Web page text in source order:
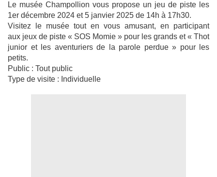
Le musée Champollion vous propose un jeu de piste les
1er décembre 2024 et 5 janvier 2025 de 14h à 17h30.
Visitez le musée tout en vous amusant, en participant
aux jeux de piste « SOS Momie » pour les grands et « Thot
junior et les aventuriers de la parole perdue » pour les
petits.
Public : Tout public
Type de visite : Individuelle